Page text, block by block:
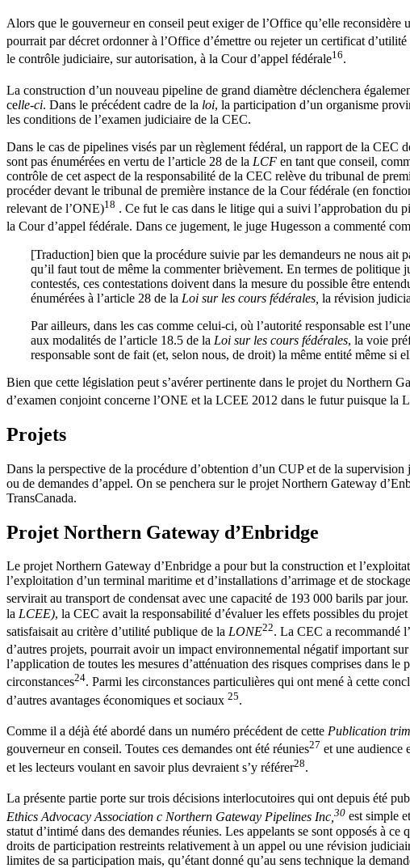
Alors que le gouverneur en conseil peut exiger de l’Office qu’elle reconsidère
pourrait par décret ordonner à l’Office d’émettre ou rejeter un certificat
le contrôle judiciaire, sur autorisation, à la Cour d’appel fédérale16.
La construction d’un nouveau pipeline de grand diamètre déclenchera
celle-ci. Dans le précédent cadre de la loi, la participation d’un organisme
les conditions de l’examen judiciaire de la CEC.
Dans le cas de pipelines visés par un règlement fédéral, un rapport de la CEC
sont pas énumérées en vertu de l’article 28 de la LCF en tant que conseil,
contrôle de cet aspect de la responsabilité de la CEC relève du tribunal de
procéder devant le tribunal de première instance de la Cour fédérale (en
relevant de l’ONE)18 . Ce fut le cas dans le litige qui a suivi l’approbation du
la Cour d’appel fédérale. Dans ce jugement, le juge Hugesson a commenté
[Traduction] bien que la procédure suivie par les demandeurs ne nous ait
qu’il faut tout de même la commenter brièvement. En termes de politique
contestés, ces contestations doivent dans la mesure du possible être
énumérées à l’article 28 de la Loi sur les cours fédérales, la révision
Par ailleurs, dans les cas comme celui-ci, où l’autorité responsable est
aux modalités de l’article 18.5 de la Loi sur les cours fédérales, la voie
responsable sont de fait (et, selon nous, de droit) la même entité même si
Bien que cette législation peut s’avérer pertinente dans le projet du Northern
d’examen conjoint concerne l’ONE et la LCEE 2012 dans le futur puisque la
Projets
Dans la perspective de la procédure d’obtention d’un CUP et de la
ou de demandes d’appel. On se penchera sur le projet Northern Gateway
TransCanada.
Projet Northern Gateway d’Enbridge
Le projet Northern Gateway d’Enbridge a pour but la construction et
l’exploitation d’un terminal maritime et d’installations d’arrimage et de
servirait au transport de condensat avec une capacité de 193 000 barils par
la LCEE), la CEC avait la responsabilité d’évaluer les effets possibles du
satisfaisait au critère d’utilité publique de la LONE22. La CEC a recommandé
d’autres projets, pourrait avoir un impact environnemental négatif important
l’application de toutes les mesures d’atténuation des risques comprises dans
circonstances24. Parmi les circonstances particulières qui ont mené à cette
d’autres avantages économiques et sociaux 25.
Comme il a déjà été abordé dans un numéro précédent de cette Publication
gouverneur en conseil. Toutes ces demandes ont été réunies27 et une audience
et les lecteurs voulant en savoir plus devraient s’y référer28.
La présente partie porte sur trois décisions interlocutoires qui ont depuis été
Ethics Advocacy Association c Northern Gateway Pipelines Inc, 30 est simple
statut d’intimé dans des demandes réunies. Les appelants se sont opposés à
droits de participation restreints relativement à un appel ou une révision
limites de sa participation mais, qu’étant donné qu’au sens technique la